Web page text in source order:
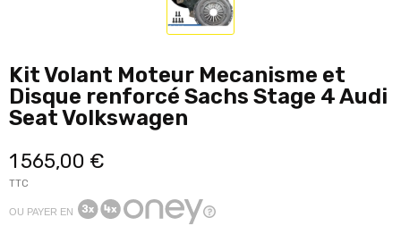
Kit Volant Moteur Mecanisme et
Disque renforcé Sachs Stage 4 Audi
Seat Volkswagen
1 565,00 €
TTC
OU PAYER EN